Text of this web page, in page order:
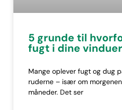
5 grunde til
fugt i dine vinduer
Mange oplever fugt og dug
ruderne – især om
måneder. Det ser